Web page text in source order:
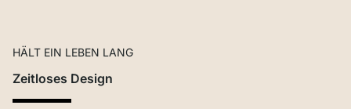
HÄLT EIN LEBEN LANG
Zeitloses Design